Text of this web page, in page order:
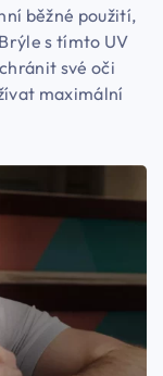
běžné použití,
s tímto UV
své oči
maximální